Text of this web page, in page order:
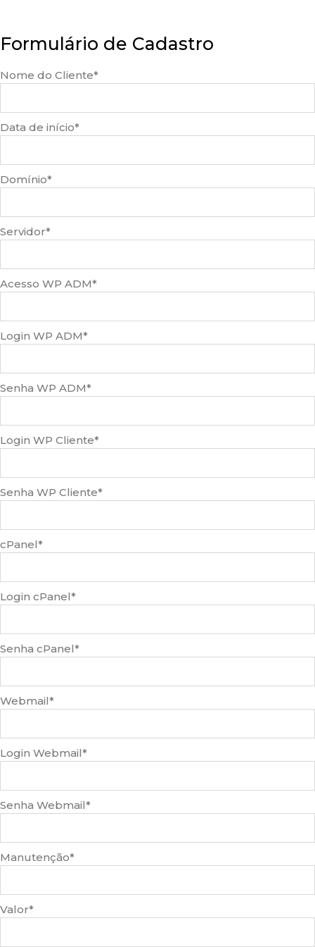
Formulário de Cadastro
Nome do Cliente*
Data de início*
Domínio*
Servidor*
Acesso WP ADM*
Login WP ADM*
Senha WP ADM*
Login WP Cliente*
Senha WP Cliente*
cPanel*
Login cPanel*
Senha cPanel*
Webmail*
Login Webmail*
Senha Webmail*
Manutenção*
Valor*